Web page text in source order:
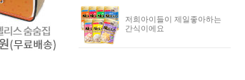
저희아이들이 제일좋아하는
간식이에요